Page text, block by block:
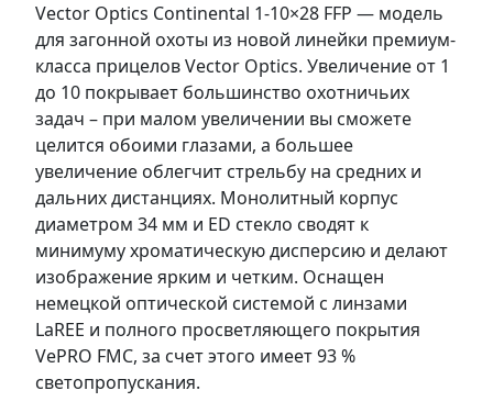
Vector Optics Continental 1-10×28 FFP — модель
для загонной охоты из новой линейки премиум-
класса прицелов Vector Optics. Увеличение от 1
до 10 покрывает большинство охотничьих
задач – при малом увеличении вы сможете
целится обоими глазами, а большее
увеличение облегчит стрельбу на средних и
дальних дистанциях. Монолитный корпус
диаметром 34 мм и ED стекло сводят к
минимуму хроматическую дисперсию и делают
изображение ярким и четким. Оснащен
немецкой оптической системой с линзами
LaREE и полного просветляющего покрытия
VePRO FMC, за счет этого имеет 93 %
светопропускания.